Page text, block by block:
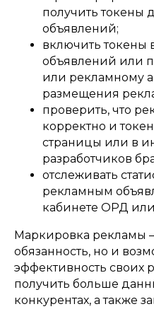
получить токены
объявлений;
включить токены
объявлений или
или рекламному
размещения
проверить, что
корректно и
страницы или в
разработчиков
отслеживать
рекламным
кабинете ОРД
Маркировка рекламы –
обязанность, но и
эффективность своих
получить больше
конкурентах, а также